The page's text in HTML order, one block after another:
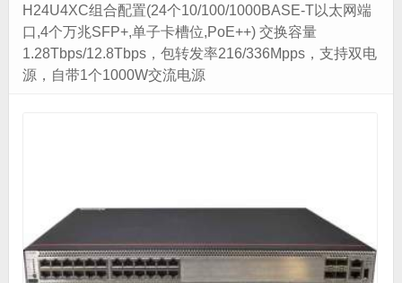
H24U4XC组合配置(24个10/100/1000BASE-T以太网端
口,4个万兆SFP+,单子卡槽位,PoE++) 交换容量
1.28Tbps/12.8Tbps，包转发率216/336Mpps，支持双电
源，自带1个1000W交流电源